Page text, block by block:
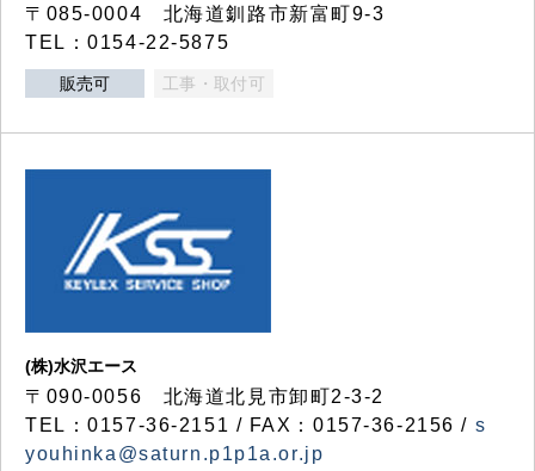
〒085-0004 北海道釧路市新富町9-3
TEL：0154-22-5875
販売可 工事・取付可
(株)水沢エース
〒090-0056 北海道北見市卸町2-3-2
TEL：0157-36-2151 / FAX：0157-36-2156 / s
youhinka@saturn.p1p1a.or.jp